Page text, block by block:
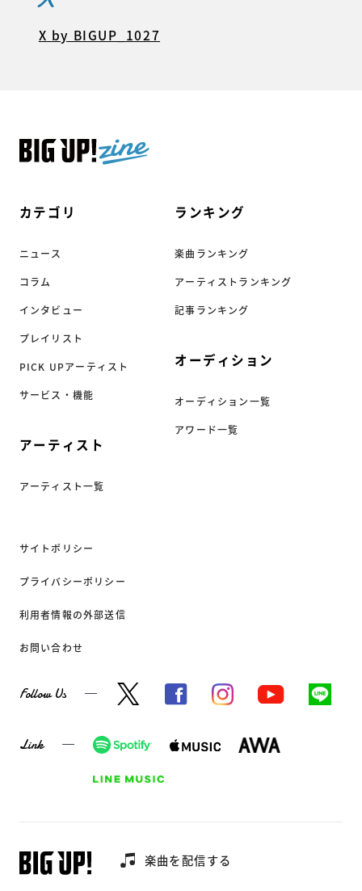
カテゴリ
ニュース
コラム
インタビュー
プレイリスト
PICK UPアーティスト
サービス・機能
アーティスト
アーティスト一覧
ランキング
楽曲ランキング
アーティストランキング
記事ランキング
オーディション
オーディション一覧
アワード一覧
サイトポリシー
プライバシーポリシー
利用者情報の外部送信
お問い合わせ
Follow Us
Link
楽曲を配信する
X by BIGUP_1027